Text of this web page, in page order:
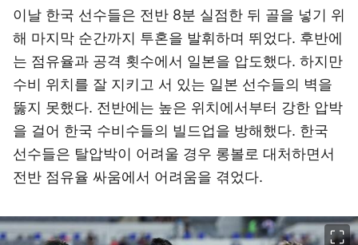
이날 한국 선수들은 전반 8분 실점한 뒤 골을 넣기 위
해 마지막 순간까지 투혼을 발휘하며 뛰었다. 후반에
는 점유율과 공격 횟수에서 일본을 압도했다. 하지만
수비 위치를 잘 지키고 서 있는 일본 선수들의 벽을
뚫지 못했다. 전반에는 높은 위치에서부터 강한 압박
을 걸어 한국 수비수들의 빌드업을 방해했다. 한국
선수들은 탈압박이 어려울 경우 롱볼로 대처하면서
전반 점유율 싸움에서 어려움을 겪었다.